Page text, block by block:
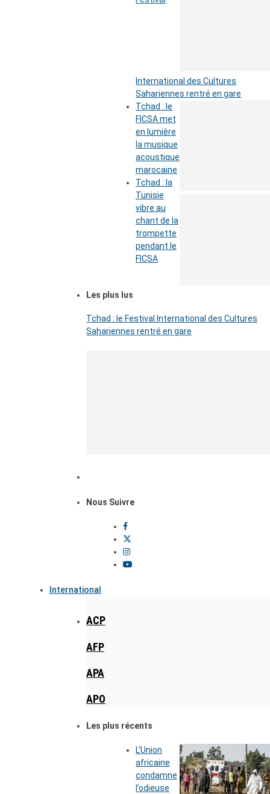
International des Cultures
Sahariennes rentré en gare
Tchad : le
FICSA met
en lumière
la musique
acoustique
marocaine
Tchad : la
Tunisie
vibre au
chant de la
trompette
pendant le
FICSA
Les plus lus
Tchad : le Festival International des Cultures
Sahariennes rentré en gare
Nous Suivre
International
ACP
AFP
APA
APO
Les plus récents
L’Union
africaine
condamne
l’odieuse